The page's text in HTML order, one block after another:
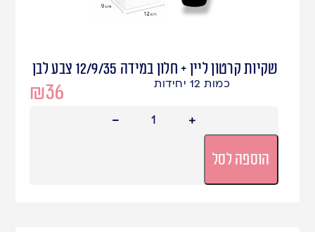
שקיות קרטון ליין + חלון במידה 12/9/35 צבע לבן
₪36 כמות 12 יחידות
הוספה לסל